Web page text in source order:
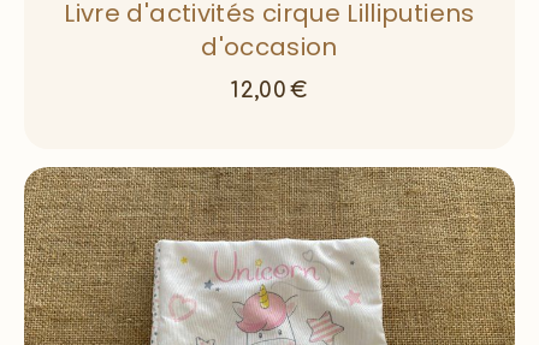
Livre d'activités cirque Lilliputiens
d'occasion
12,00 €